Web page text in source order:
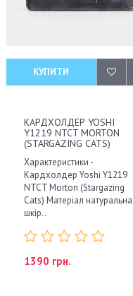
КУПИТИ
КАРДХОЛДЕР YOSHI
Y1219 NTCT MORTON
(STARGAZING CATS)
Характеристики -
Кардхолдер Yoshi Y1219
NTCT Morton (Stargazing
Cats) Матеріал натуральна
шкір..
1390 грн.